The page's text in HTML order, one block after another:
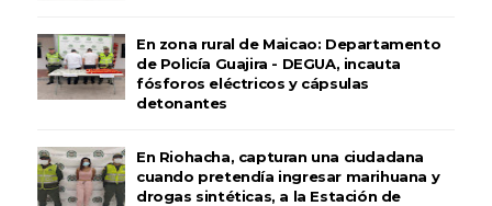
En zona rural de Maicao: Departamento
de Policía Guajira - DEGUA, incauta
fósforos eléctricos y cápsulas
detonantes
En Riohacha, capturan una ciudadana
cuando pretendía ingresar marihuana y
drogas sintéticas, a la Estación de